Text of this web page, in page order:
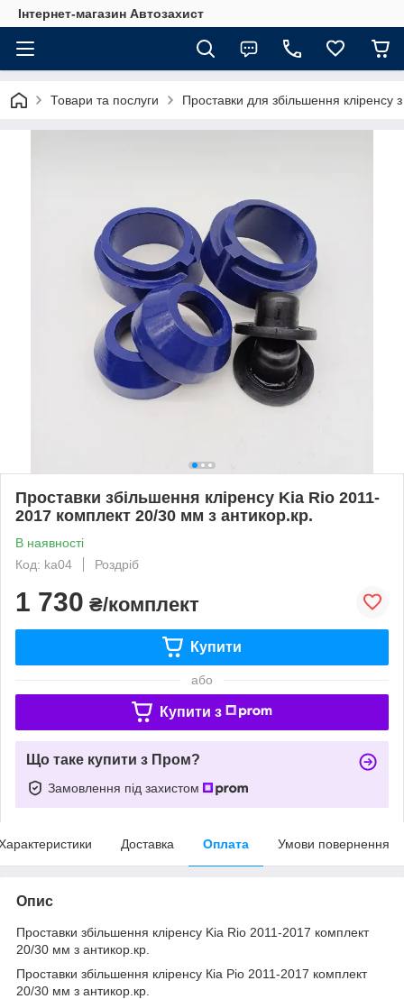
Інтернет-магазин Автозахист
Товари та послуги Проставки для збільшення кліренсу
Проставки збільшення кліренсу Kia Rio 2011-
2017 комплект 20/30 мм з антикор.кр.
В наявності
Код: ka04
Роздріб
1 730 ₴/комплект
Купити
або
Купити з
Що таке купити з Пром?
Замовлення під захистом
Доставка Оплата Умови повернення
Опис
Проставки збільшення кліренсу Kia Rio 2011-2017 комплект
20/30 мм з антикор.кр.
Проставки збільшення кліренсу Кіа Ріо 2011-2017 комплект
20/30 мм з антикор.кр.